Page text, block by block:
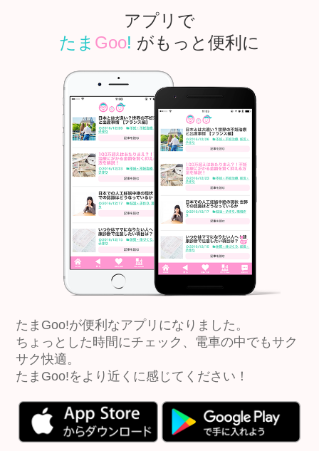
アプリで
たま Goo! がもっと便利に
たまGoo!が便利なアプリになりました。
ちょっとした時間にチェック、電車の中でもサク
サク快適。
たまGoo!をより近くに感じてください！